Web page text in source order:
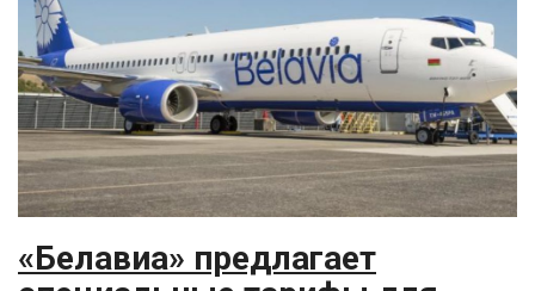
«Белавиа» предлагает